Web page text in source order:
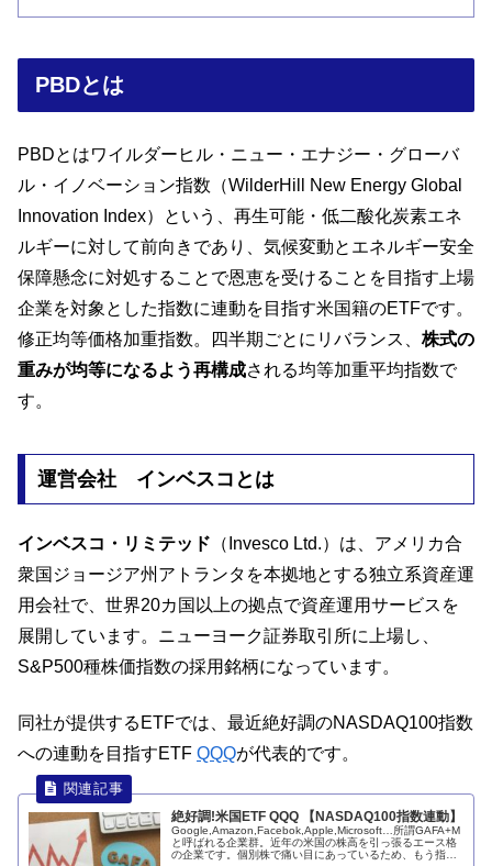
PBDとは
PBDとはワイルダーヒル・ニュー・エナジー・グローバ
ル・イノベーション指数（WilderHill New Energy Global
Innovation Index）という、再生可能・低二酸化炭素エネ
ルギーに対して前向きであり、気候変動とエネルギー安全
保障懸念に対処することで恩恵を受けることを目指す上場
企業を対象とした指数に連動を目指す米国籍のETFです。
修正均等価格加重指数。四半期ごとにリバランス、 株式の
重みが均等になるよう再構成される均等加重平均指数で
す。
運営会社 インベスコとは
インベスコ・リミテッド （Invesco Ltd.）は、アメリカ合
衆国ジョージア州アトランタを本拠地とする独立系資産運
用会社で、世界20カ国以上の拠点で資産運用サービスを
展開しています。ニューヨーク証券取引所に上場し、
S&P500種株価指数の採用銘柄になっています。
同社が提供するETFでは、最近絶好調のNASDAQ100指数
への連動を目指すETF QQQが代表的です。
絶好調!米国ETF QQQ 【NASDAQ100指数連動】
Google,Amazon,Facebok,Apple,Microsoft…所謂GAFA+M
と呼ばれる企業群。近年の米国の株高を引っ張るエース格
の企業です。個別株で痛い目にあっているため、もう指数